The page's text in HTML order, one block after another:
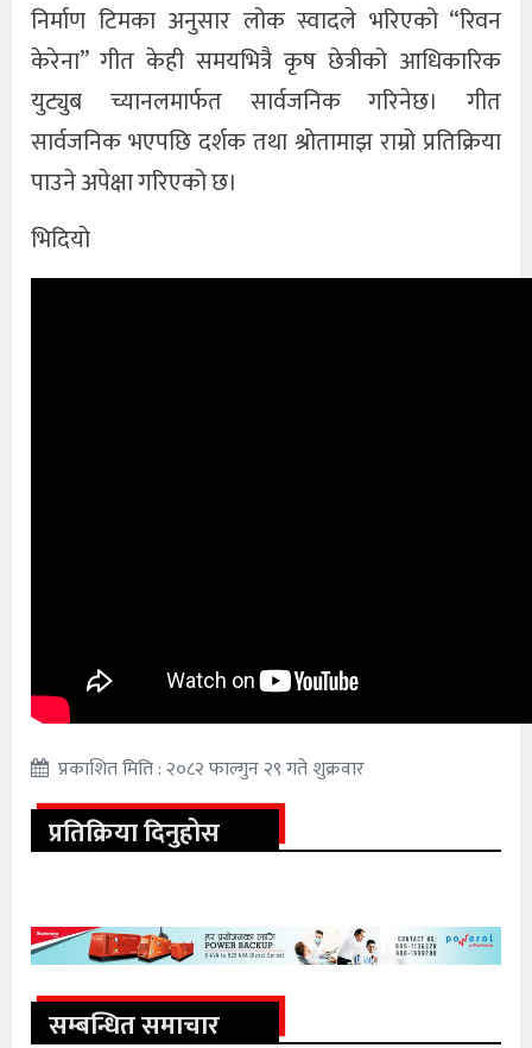
निर्माण टिमका अनुसार लोक स्वादले भरिएको “रिवन
केरेना” गीत केही समयभित्रै कृष छेत्रीको आधिकारिक
युट्युब च्यानलमार्फत सार्वजनिक गरिनेछ। गीत
सार्वजनिक भएपछि दर्शक तथा श्रोतामाझ राम्रो प्रतिक्रिया
पाउने अपेक्षा गरिएको छ।
भिदियाे
प्रकाशित मिति : २०८२ फाल्गुन २९ गते शुक्रवार
प्रतिक्रिया दिनुहोस
सम्बन्धित समाचार